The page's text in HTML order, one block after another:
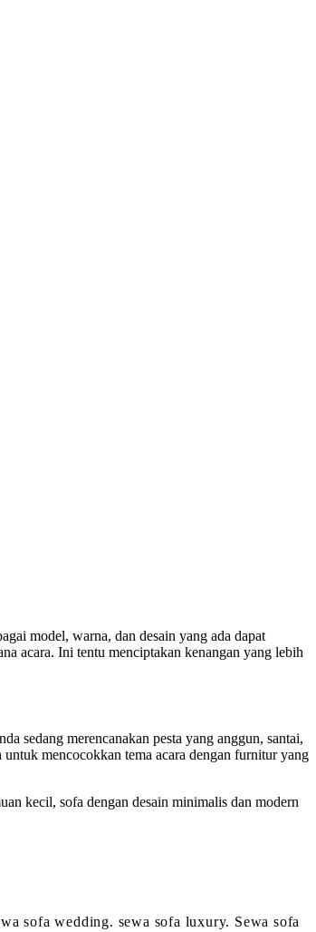
model, warna, dan desain yang ada dapat
acara. Ini tentu menciptakan kenangan yang lebih
sedang merencanakan pesta yang anggun, santai,
mencocokkan tema acara dengan furnitur yang
kecil, sofa dengan desain minimalis dan modern
sofa wedding. sewa sofa luxury. Sewa sofa